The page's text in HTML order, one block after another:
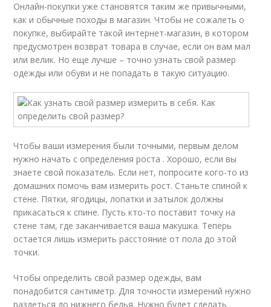
Онлайн-покупки уже становятся таким же привычными,
как и обычные походы в магазин. Чтобы не сожалеть о
покупке, выбирайте такой интернет-магазин, в котором
предусмотрен возврат товара в случае, если он вам мал
или велик. Но еще лучше – точно узнать свой размер
одежды или обуви и не попадать в такую ситуацию.
Чтобы ваши измерения были точными, первым делом
нужно начать с определения роста . Хорошо, если вы
знаете свой показатель. Если нет, попросите кого-то из
домашних помочь вам измерить рост. Станьте спиной к
стене. Пятки, ягодицы, лопатки и затылок должны
прикасаться к спине. Пусть кто-то поставит точку на
стене там, где заканчивается ваша макушка. Теперь
остается лишь измерить расстояние от пола до этой
точки.
Чтобы определить свой размер одежды, вам
понадобится сантиметр. Для точности измерений нужно
раздеться до нижнего белья. Нужно будет сделать